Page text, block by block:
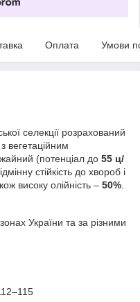
Оплата Умови
селекції розрахований
вегетаційним
(потенціал до 55 ц/
стійкість до хвороб і
високу олійність – 50%
України та за різними